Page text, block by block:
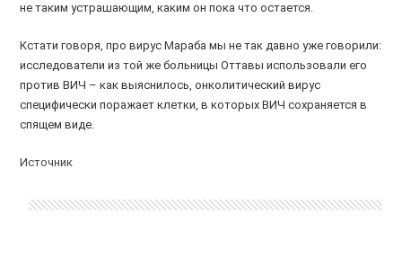
не таким устрашающим, каким он пока что остается.
Кстати говоря, про вирус Мараба мы не так давно уже говорили:
исследователи из той же больницы Оттавы использовали его
против ВИЧ – как выяснилось, онколитический вирус
специфически поражает клетки, в которых ВИЧ сохраняется в
спящем виде.
Источник